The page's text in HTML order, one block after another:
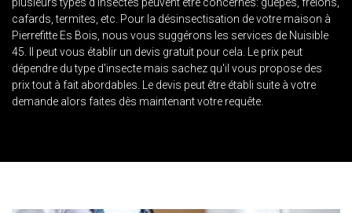
cafards, termites, etc. Pour la désinsectisation de votre maison à
Pierrefitte Es Bois, nous vous suggérons les services de Nuisible
45. Il peut vous établir un devis gratuit pour cela. Le prix peut
dépendre du type d'insecte mais sachez qu'il vous propose des
prix tout à fait abordables. Le devis peut être établi suite à votre
demande alors faites dès maintenant votre requête.